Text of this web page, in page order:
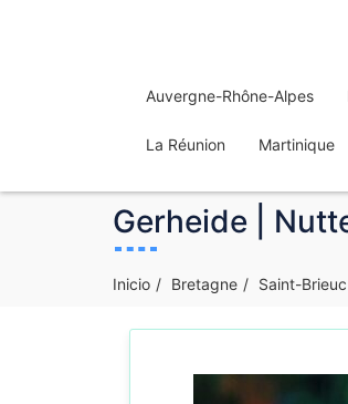
Auvergne-Rhône-Alpes
La Réunion Martinique
Gerheide |
Inicio Bretagne Saint-Brieuc